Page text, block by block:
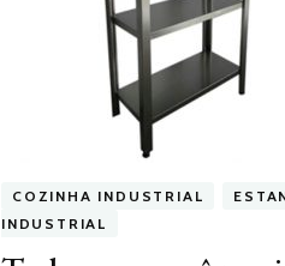
COZINHA INDUSTRIAL
INDUSTRIAL